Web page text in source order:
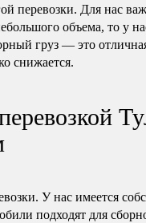
перевозки. Для нас
объема, то у
груз — это
снижается.
У нас имеется
подходят для